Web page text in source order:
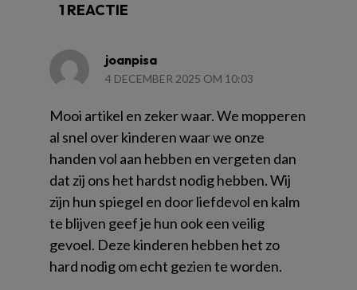
1 REACTIE
joanpisa
4 DECEMBER 2025 OM 10:03
Mooi artikel en zeker waar. We mopperen
al snel over kinderen waar we onze
handen vol aan hebben en vergeten dan
dat zij ons het hardst nodig hebben. Wij
zijn hun spiegel en door liefdevol en kalm
te blijven geef je hun ook een veilig
gevoel. Deze kinderen hebben het zo
hard nodig om echt gezien te worden.